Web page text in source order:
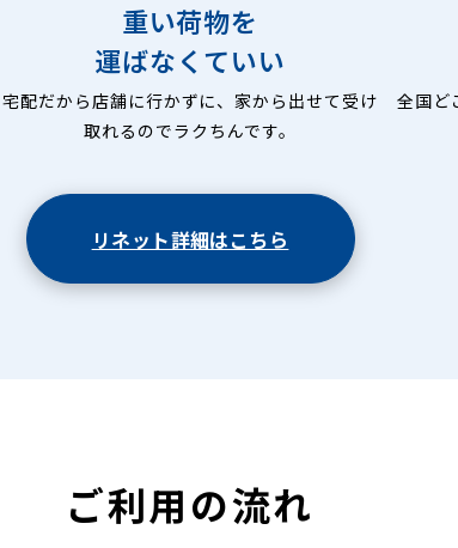
重い荷物を
運ばなくていい
宅配だから店舗に行かずに、家から出せて受け
取れるのでラクちんです。
全国ど
リネット詳細はこちら
ご利用の流れ